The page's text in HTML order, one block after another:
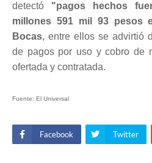
detectó "pagos hechos
millones 591 mil 93 pesos
Bocas, entre ellos se advirtió
de pagos por uso y cobro de
ofertada y contratada.
Fuente: El Universal
Facebook Twitter